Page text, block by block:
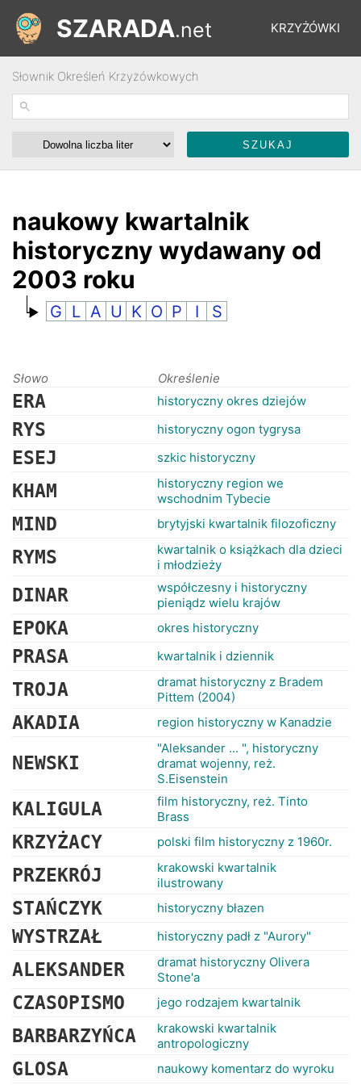
KRZYŻÓWKI
ŁAMIGŁÓWKI
SŁOWNIK
SZARADA.net
Słownik Określeń Krzyżówkowych
naukowy kwartalnik
historyczny wydawany od
2003 roku
G L A U K O P I S
Słowo Określenie
ERA historyczny okres dziejów
RYS historyczny ogon tygrysa
ESEJ szkic historyczny
KHAM
historyczny region we
wschodnim Tybecie
MIND brytyjski kwartalnik filozoficzny
RYMS
kwartalnik o książkach dla dzieci
i młodzieży
DINAR
współczesny i historyczny
pieniądz wielu krajów
EPOKA okres historyczny
PRASA kwartalnik i dziennik
TROJA
dramat historyczny z Bradem
Pittem (2004)
AKADIA region historyczny w Kanadzie
NEWSKI
"Aleksander ... ", historyczny
dramat wojenny, reż.
S.Eisenstein
KALIGULA
film historyczny, reż. Tinto
Brass
KRZYŻACY polski film historyczny z 1960r.
PRZEKRÓJ
krakowski kwartalnik
ilustrowany
STAŃCZYK historyczny błazen
WYSTRZAŁ historyczny padł z "Aurory"
ALEKSANDER
dramat historyczny Olivera
Stone'a
CZASOPISMO jego rodzajem kwartalnik
BARBARZYŃCA
krakowski kwartalnik
antropologiczny
GLOSA naukowy komentarz do wyroku